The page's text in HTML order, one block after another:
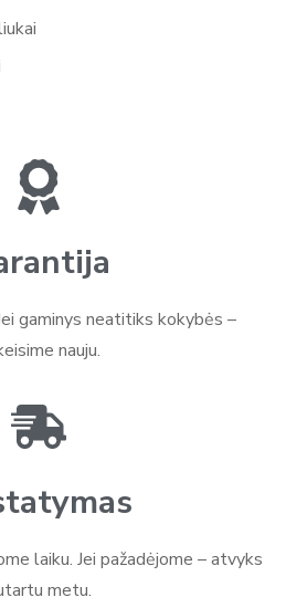
gaminys neatitiks kokybės –
nauju.
laiku. Jei pažadėjome – atvyks
metu.